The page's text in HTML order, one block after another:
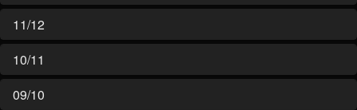
11/12
10/11
09/10